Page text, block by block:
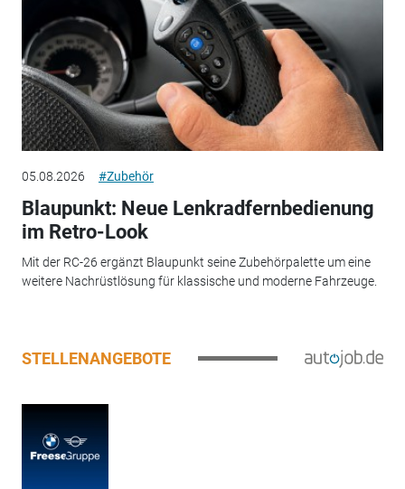
05.08.2026 #Zubehör
Blaupunkt: Neue Lenkradfernbedienung
im Retro-Look
Mit der RC-26 ergänzt Blaupunkt seine Zubehörpalette um eine
weitere Nachrüstlösung für klassische und moderne Fahrzeuge.
STELLENANGEBOTE